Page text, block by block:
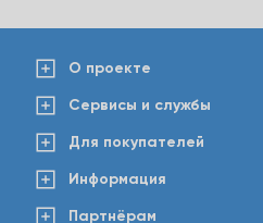
О проекте
Сервисы и службы
Для покупателей
Информация
Партнёрам